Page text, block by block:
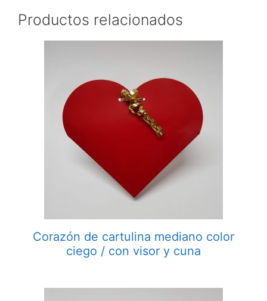
Productos relacionados
Corazón de cartulina mediano color
ciego / con visor y cuna